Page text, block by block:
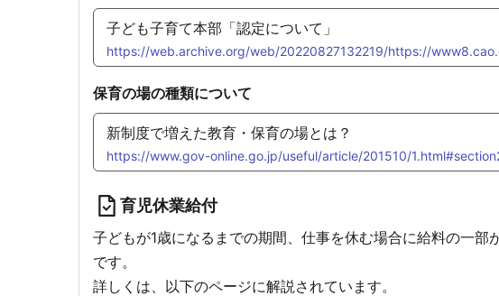
子ども子育て本部「認定について」
https://web.archive.org/web/20220827132219/https://
hinseido/sukusuku.html#nintei
保育の場の種類について
新制度で増えた教育・保育の場とは？
https://www.gov-online.go.jp/useful/article/201510/
育児休業給付
子どもが1歳になるまでの期間、仕事を休む場合に給料の一部
です。
詳しくは、以下のページに解説されています。